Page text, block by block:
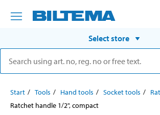
Select store
Start Tools Hand tools Socket tools
Ratchet handle 1/2", compact